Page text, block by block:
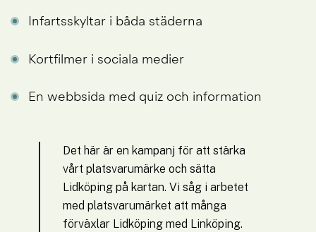
Infartsskyltar i båda städerna
Kortfilmer i sociala medier
En webbsida med quiz och information
Det här är en kampanj för att stärka
vårt platsvarumärke och sätta
Lidköping på kartan. Vi såg i arbetet
med platsvarumärket att många
förväxlar Lidköping med Linköping.